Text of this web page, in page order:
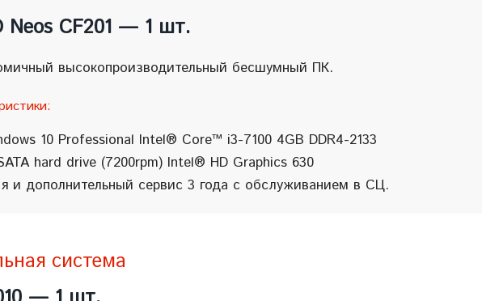
Neos CF201 — 1 шт.
высокопроизводительный бесшумный ПК.
10 Professional Intel® Core™ i3-7100 4GB DDR4-2133
hard drive (7200rpm) Intel® HD Graphics 630
и дополнительный сервис 3 года с обслуживанием в СЦ.
система